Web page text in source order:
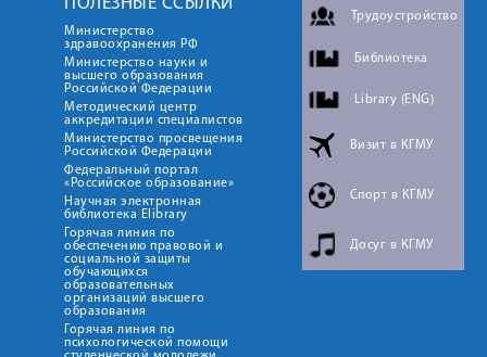
ПОЛЕЗНЫЕ ССЫЛКИ
Министерство
здравоохранения РФ
Министерство науки и
высшего образования
Российской Федерации
Методический центр
аккредитации специалистов
Министерство просвещения
Российской Федерации
Федеральный портал
«Российское образование»
Научная электронная
библиотека Elibrary
Горячая линия по
обеспечению правовой и
социальной защиты
обучающихся
образовательных
организаций высшего
образования
Горячая линия по
психологической помощи
Трудоустройство
Библиотека
Library (ENG)
Визит в КГМУ
Спорт в КГМУ
Досуг в КГМУ